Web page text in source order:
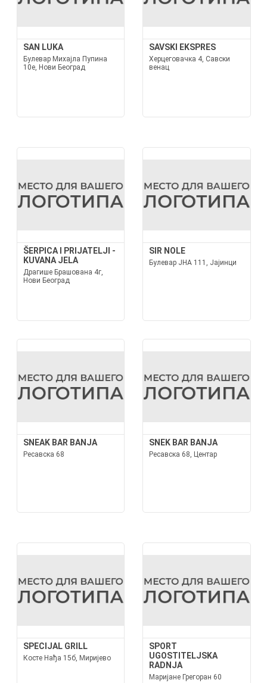
SAN LUKA
Булевар Михајла Пупина
10е, Нови Београд
SAVSKI EKSPRES
Херцеговачка 4, Савски
венац
ŠERPICA I PRIJATELJI -
KUVANA JELA
Драгише Брашована 4г,
Нови Београд
SIR NOLE
Булевар ЈНА 111, Јајинци
SNEAK BAR BANJA
Ресавска 68
SNEK BAR BANJA
Ресавска 68, Центар
SPECIJAL GRILL
Косте Нађа 15б, Миријево
SPORT
UGOSTITELJSKA
RADNJA
Маријане Грегоран 60